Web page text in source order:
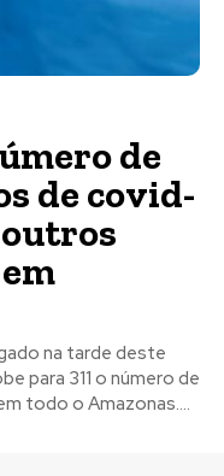
de
de covid-
outros
na tarde deste
para 311 o número de
todo o Amazonas....